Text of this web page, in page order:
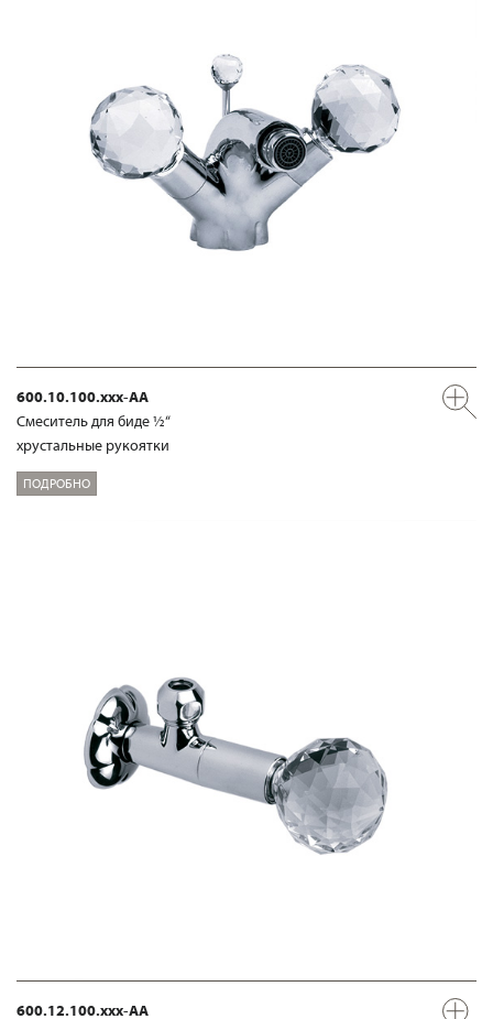
600.10.100.xxx-AA
Смеситель для биде ½“
хрустальные рукоятки
ПОДРОБНО
600.12.100.xxx-AA